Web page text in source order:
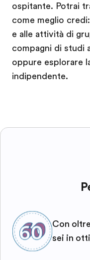
ospitante. Potrai
come meglio
e alle attività di
compagni di studi
oppure esplorare
indipendente.
Con
sei in